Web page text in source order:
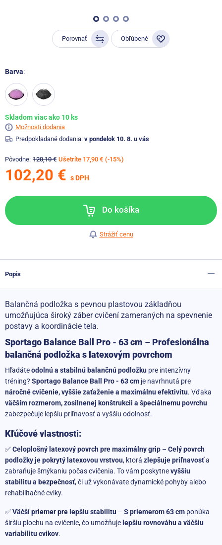
Barva:
Skladom viac ako 10 ks
Možnosti dodania
Predpokladané dodania: v pondelok 10. 8. u vás
Pôvodne: 120,10 € Ušetríte 17,90 € (-15%)
102,20 € s DPH
Do košíka
Strážiť cenu
Porovnať Obľúbené
Popis
Balančná podložka s pevnou plastovou základňou
umožňujúca široký záber cvičení zameraných na spevnenie
postavy a koordinácie tela.
Sportago Balance Ball Pro - 63 cm – Profesionálna
balančná podložka s latexovým povrchom
Hľadáteodolnú a stabilnú balančnú podložku pre intenzívny
tréning? Sportago Balance Ball Pro - 63 cm je navrhnutá pre
náročné cvičenie, vyššie zaťaženie a maximálnu efektivitu. Vďaka
väčším rozmerom, zosilnenej konštrukcii a špeciálnemu povrchu
zabezpečuje lepšiu priľnavosť a vyššiu odolnosť.
Kľúčové vlastnosti:
✅Celoplošný latexový povrch pre maximálny grip – Celý povrch
podložky je pokrytý latexovou vrstvou, ktorá zlepšuje priľnavosťa
zabraňuje šmýkaniu počas cvičenia. To vám poskytnevyššiu
stabilitu a bezpečnosť, či už vykonávate dynamické pohyby alebo
rehabilitačné cviky.
✅Väčší priemer pre lepšiu stabilitu – S priemerom 63 cm ponúka
širšiu plochu na cvičenie, čo umožňuje lepšiu rovnováhu a väčšiu
variabilitu cvikov.